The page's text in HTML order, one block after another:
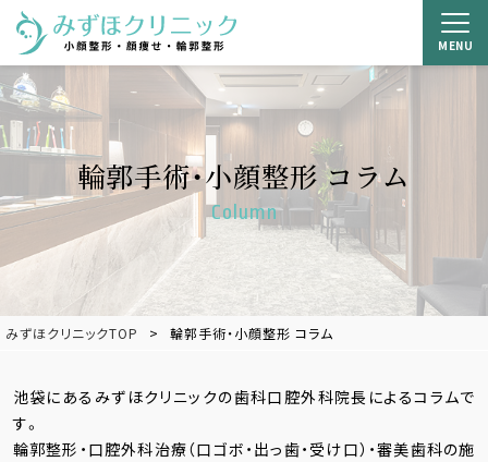
MENU
輪郭手術・小顔整形 コラム
Column
みずほクリニックTOP 輪郭手術・小顔整形 コラム
池袋にあるみずほクリニックの歯科口腔外科院長によるコラムで
す。
輪郭整形・口腔外科治療（口ゴボ・出っ歯・受け口）・審美歯科の施